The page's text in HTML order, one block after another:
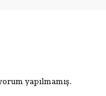
yapılmamış.